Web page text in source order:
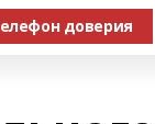
доверия